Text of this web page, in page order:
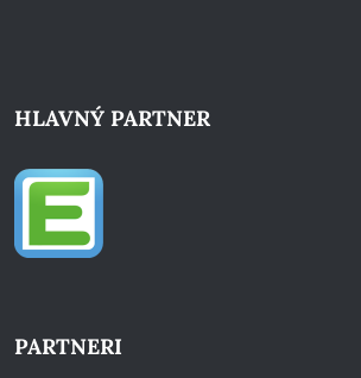
HLAVNÝ PARTNER
PARTNERI